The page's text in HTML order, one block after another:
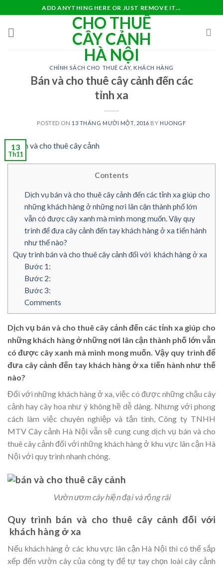
content
ADD ANYTHING HERE OR JUST REMOVE IT...
CHO THUÊ
CÂY CẢNH
HÀ NỘI
CHÍNH SÁCH CHO THUÊ CÂY,KHÁCH HÀNG
Bán và cho thuê cây cảnh đến các
tỉnh xa
POSTED ON 13 THÁNG MƯỜI MỘT, 2016 BY HUONGF
13
Th11
Contents
Dịch vụ bán và cho thuê cây cảnh đến các tỉnh xa giúp cho
những khách hàng ở những nơi lân cận thành phố lớn
vẫn có được cây xanh mà mình mong muốn. Vậy quy
trình để đưa cây cảnh đến tay khách hàng ở xa tiến hành
như thế nào?
Quy trình bán và cho thuê cây cảnh đối với khách hàng ở xa
Bước 1:
Bước 2:
Bước 3:
Comments
Dịch vụ bán và cho thuê cây cảnh đến các tỉnh xa giúp cho
những khách hàng ở những nơi lân cận thành phố lớn vẫn
có được cây xanh mà mình mong muốn. Vậy quy trình để
đưa cây cảnh đến tay khách hàng ở xa tiến hành như thế
nào?
Đối với những khách hàng ở xa, việc có được những chậu cây
cảnh hay cây hoa như ý không hề dễ dàng. Nhưng với phong
cách làm việc chuyên nghiệp và tận tình, Công ty TNHH
MTV Cây cảnh Hà Nội vẫn sẽ cung cung dịch vụ bán và cho
thuê cây cảnh đối với những khách hàng ở khu vực lân cận Hà
Nội với quy trình nhanh chóng.
Vườn ươm cây hiện đại và rộng rãi
Quy trình bán và cho thuê cây cảnh đối với
khách hàng ở xa
Nếu khách hàng ở các khu vực lân cận Hà Nội thì có thể sắp
xếp đến vườn cây của công ty để tự tay chọn loài cây cảnh